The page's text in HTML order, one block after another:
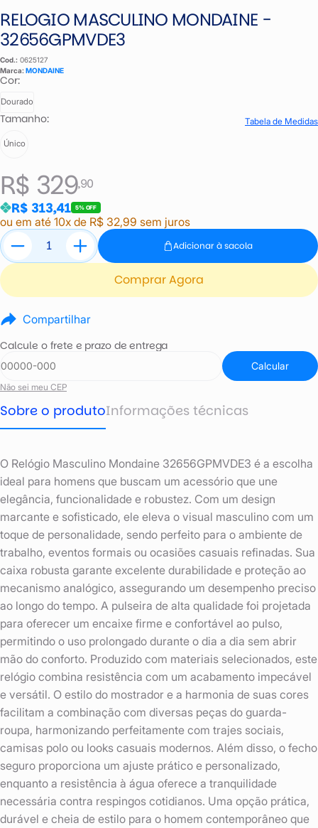
RELOGIO MASCULINO MONDAINE -
32656GPMVDE3
Cod.: 0625127
Marca: MONDAINE
R$ 329,90
R$ 313,41 5% OFF
ou em até 10x de R$ 32,99 sem juros
Cor:
Dourado
Tamanho: Tabela de Medidas
Único
Adicionar à sacola
Comprar Agora
Compartilhar
Calcule o frete e prazo de entrega
Calcular
Não sei meu CEP
Sobre o produtoInformações técnicas
O Relógio Masculino Mondaine 32656GPMVDE3 é a escolha
ideal para homens que buscam um acessório que une
elegância, funcionalidade e robustez. Com um design
marcante e sofisticado, ele eleva o visual masculino com um
toque de personalidade, sendo perfeito para o ambiente de
trabalho, eventos formais ou ocasiões casuais refinadas. Sua
caixa robusta garante excelente durabilidade e proteção ao
mecanismo analógico, assegurando um desempenho preciso
ao longo do tempo. A pulseira de alta qualidade foi projetada
para oferecer um encaixe firme e confortável ao pulso,
permitindo o uso prolongado durante o dia a dia sem abrir
mão do conforto. Produzido com materiais selecionados, este
relógio combina resistência com um acabamento impecável
e versátil. O estilo do mostrador e a harmonia de suas cores
facilitam a combinação com diversas peças do guarda-
roupa, harmonizando perfeitamente com trajes sociais,
camisas polo ou looks casuais modernos. Além disso, o fecho
seguro proporciona um ajuste prático e personalizado,
enquanto a resistência à água oferece a tranquilidade
necessária contra respingos cotidianos. Uma opção prática,
durável e cheia de estilo para o homem contemporâneo que